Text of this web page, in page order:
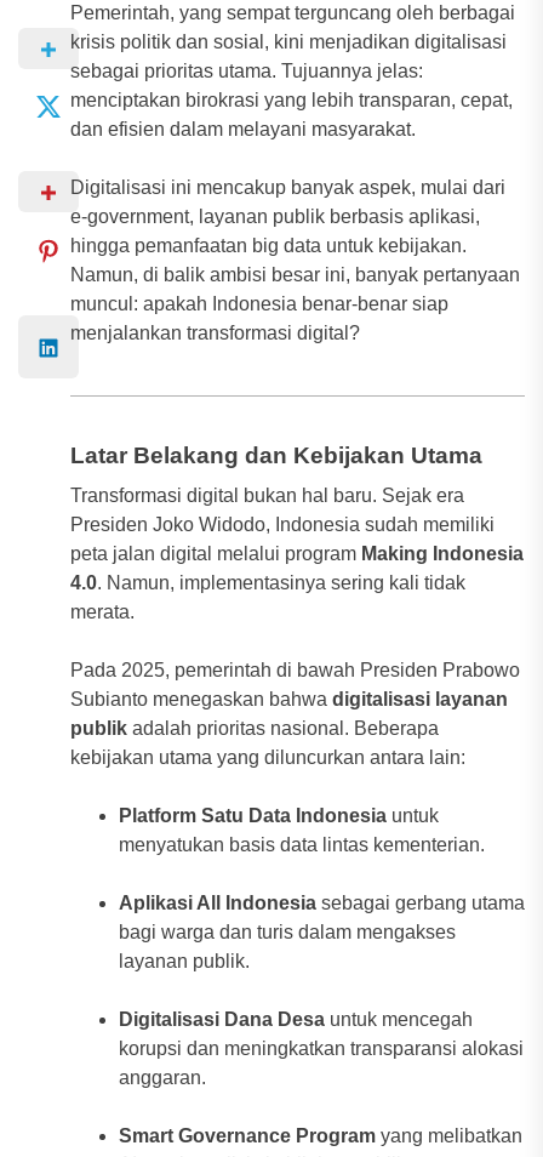
Pemerintah, yang sempat terguncang oleh berbagai
krisis politik dan sosial, kini menjadikan digitalisasi
sebagai prioritas utama. Tujuannya jelas:
menciptakan birokrasi yang lebih transparan, cepat,
dan efisien dalam melayani masyarakat.
Digitalisasi ini mencakup banyak aspek, mulai dari
e-government, layanan publik berbasis aplikasi,
hingga pemanfaatan big data untuk kebijakan.
Namun, di balik ambisi besar ini, banyak pertanyaan
muncul: apakah Indonesia benar-benar siap
menjalankan transformasi digital?
Latar Belakang dan Kebijakan Utama
Transformasi digital bukan hal baru. Sejak era
Presiden Joko Widodo, Indonesia sudah memiliki
peta jalan digital melalui program Making Indonesia
4.0. Namun, implementasinya sering kali tidak
merata.
Pada 2025, pemerintah di bawah Presiden Prabowo
Subianto menegaskan bahwa digitalisasi layanan
publikadalah prioritas nasional. Beberapa
kebijakan utama yang diluncurkan antara lain:
Platform Satu Data Indonesiauntuk
menyatukan basis data lintas kementerian.
Aplikasi All Indonesiasebagai gerbang utama
bagi warga dan turis dalam mengakses
layanan publik.
Digitalisasi Dana Desauntuk mencegah
korupsi dan meningkatkan transparansi alokasi
anggaran.
Smart Governance Programyang melibatkan